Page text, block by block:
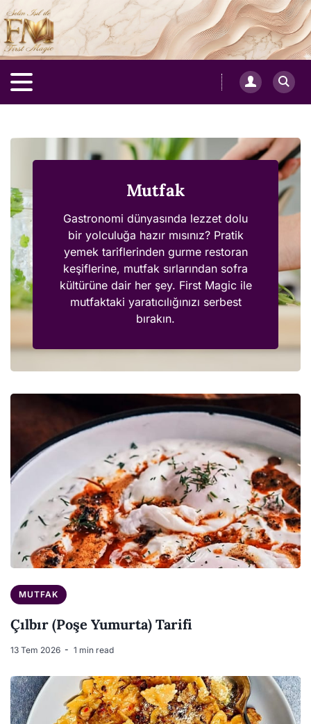
Mutfak
Gastronomi dünyasında lezzet dolu
bir yolculuğa hazır mısınız? Pratik
yemek tariflerinden gurme restoran
keşiflerine, mutfak sırlarından sofra
kültürüne dair her şey. First Magic ile
mutfaktaki yaratıcılığınızı serbest
bırakın.
MUTFAK
Çılbır (Poşe Yumurta) Tarifi
13 Tem 2026 1 min read